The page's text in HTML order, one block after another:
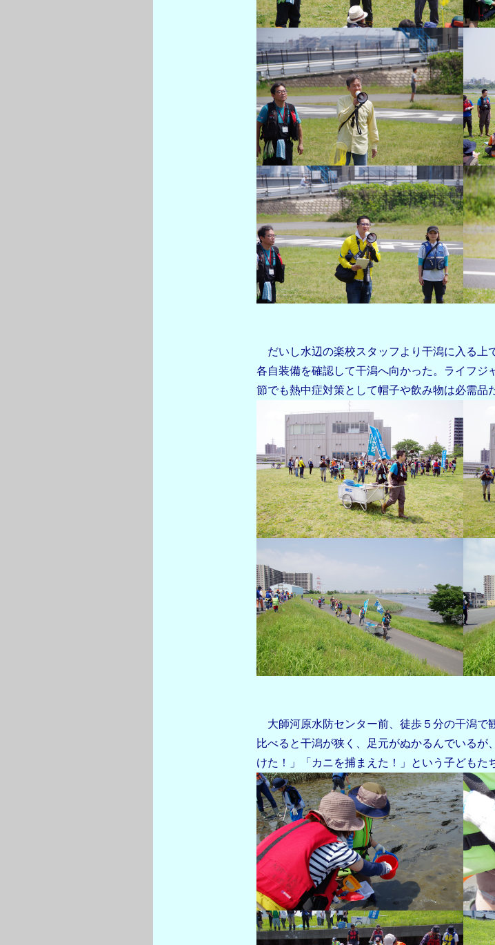
だいし水辺の楽校スタッフより干潟に入る上
各自装備を確認して干潟へ向かった。ライフジ
節でも熱中症対策として帽子や飲み物は必需品
大師河原水防センター前、徒歩５分の干潟で
比べると干潟が狭く、足元がぬかるんでいるが
けた！」「カニを捕まえた！」という子どもた